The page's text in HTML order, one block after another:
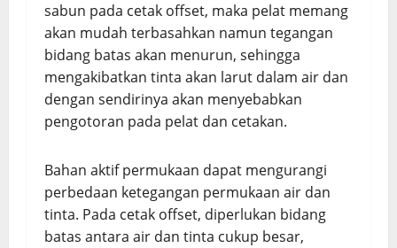
sabun pada cetak offset, maka pelat memang
akan mudah terbasahkan namun tegangan
bidang batas akan menurun, sehingga
mengakibatkan tinta akan larut dalam air dan
dengan sendirinya akan menyebabkan
pengotoran pada pelat dan cetakan.
Bahan aktif permukaan dapat mengurangi
perbedaan ketegangan permukaan air dan
tinta. Pada cetak offset, diperlukan bidang
batas antara air dan tinta cukup besar,